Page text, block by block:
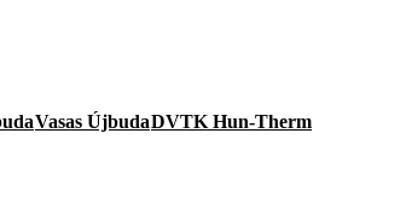
Vasas ÚjbudaDVTK Hun-Therm